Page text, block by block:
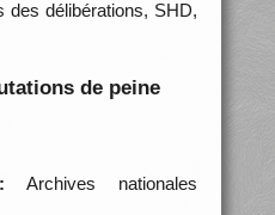
des délibérations, SHD,
de peine
Archives nationales